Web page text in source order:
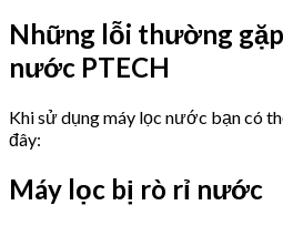
Những lỗi thường
nước PTECH
Khi sử dụng máy lọc nước bạn có
đây:
Máy lọc bị rò rỉ nước